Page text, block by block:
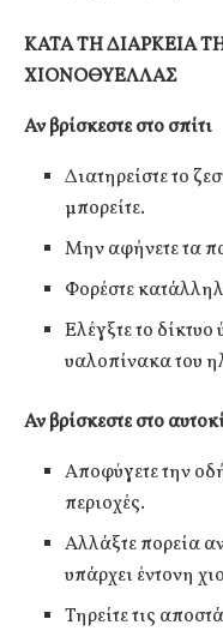
ΚΑΤΑ ΤΗ ΔΙΑΡΚΕΙΑ
ΧΙΟΝΟΘΥΕΛΛΑΣ
Αν βρίσκεστε στο σπίτι
Διατηρείστε το
μπορείτε.
Μην αφήνετε τα
Φορέστε
Ελέγξτε το
υαλοπίνακα του
Αν βρίσκεστε στο
Αποφύγετε την
περιοχές.
Αλλάξτε πορεία
υπάρχει έντονη
Τηρείτε τις